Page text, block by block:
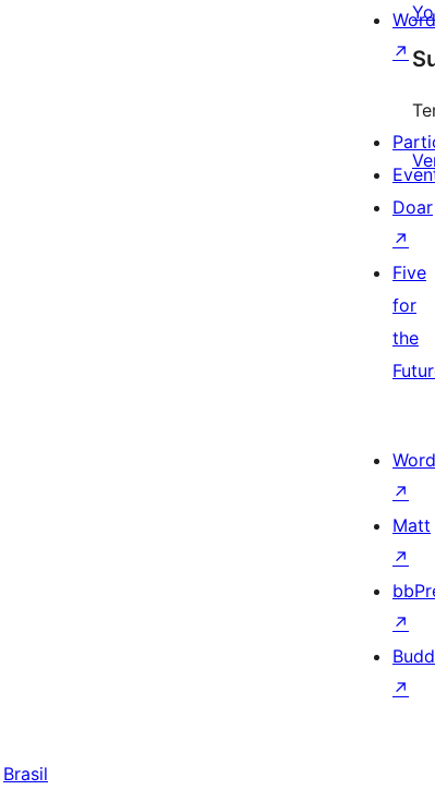
↗
Doar
↗
Five
for
the
↗
Matt
↗
↗
↗
Brasil